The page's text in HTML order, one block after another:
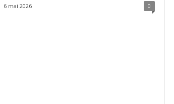
6 mai 2026 0